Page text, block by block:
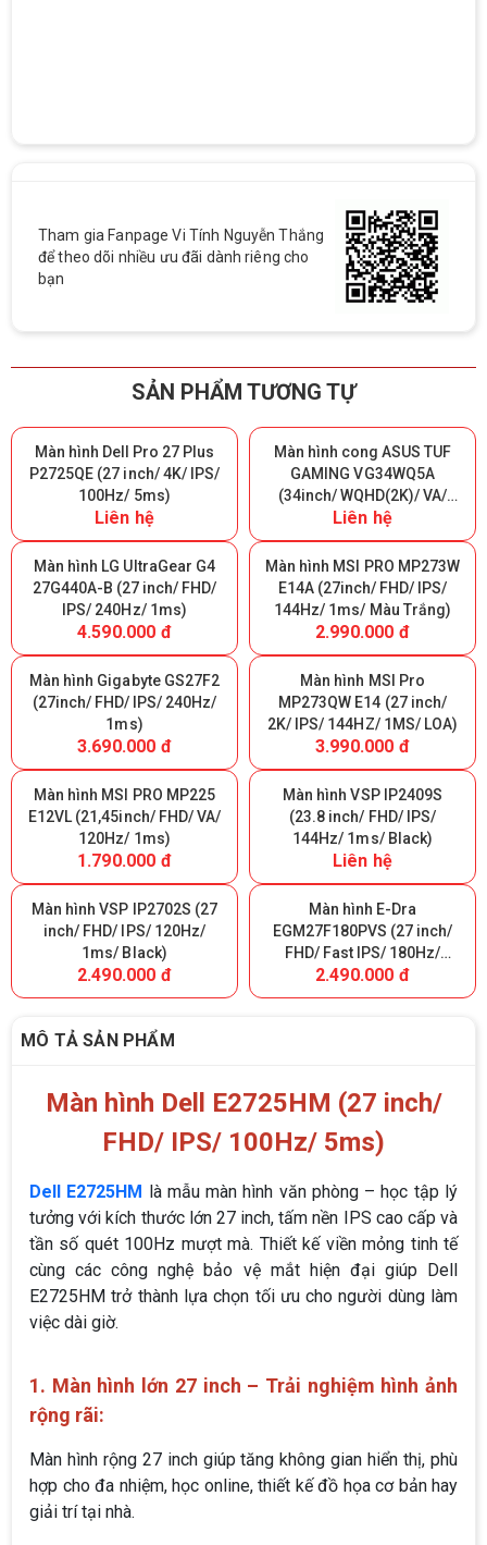
Tham gia Fanpage Vi Tính Nguyễn Thắng
để theo dõi nhiều ưu đãi dành riêng cho
bạn
SẢN PHẨM TƯƠNG TỰ
Màn hình Dell Pro 27 Plus
P2725QE (27 inch/ 4K/ IPS/
100Hz/ 5ms)
Liên hệ
Màn hình cong ASUS TUF
GAMING VG34WQ5A
(34inch/ WQHD(2K)/ VA/
200Hz/ 0.5ms/ 1500R)
Liên hệ
Màn hình LG UltraGear G4
27G440A-B (27 inch/ FHD/
IPS/ 240Hz/ 1ms)
4.590.000 đ
Màn hình MSI PRO MP273W
E14A (27inch/ FHD/ IPS/
144Hz/ 1ms/ Màu Trắng)
2.990.000 đ
Màn hình Gigabyte GS27F2
(27inch/ FHD/ IPS/ 240Hz/
1ms)
3.690.000 đ
Màn hình MSI Pro
MP273QW E14 (27 inch/
2K/ IPS/ 144HZ/ 1MS/ LOA)
3.990.000 đ
Màn hình MSI PRO MP225
E12VL (21,45inch/ FHD/ VA/
120Hz/ 1ms)
1.790.000 đ
Màn hình VSP IP2409S
(23.8 inch/ FHD/ IPS/
144Hz/ 1ms/ Black)
Liên hệ
Màn hình VSP IP2702S (27
inch/ FHD/ IPS/ 120Hz/
1ms/ Black)
2.490.000 đ
Màn hình E-Dra
EGM27F180PVS (27 inch/
FHD/ Fast IPS/ 180Hz/
0.5ms)
2.490.000 đ
MÔ TẢ SẢN PHẨM
Màn hình Dell E2725HM (27 inch/
FHD/ IPS/ 100Hz/ 5ms)
Dell E2725HM
là mẫu màn hình văn phòng – học tập lý
tưởng với kích thước lớn 27 inch, tấm nền IPS cao cấp và
tần số quét 100Hz mượt mà. Thiết kế viền mỏng tinh tế
cùng các công nghệ bảo vệ mắt hiện đại giúp Dell
E2725HM trở thành lựa chọn tối ưu cho người dùng làm
việc dài giờ.
1. Màn hình lớn 27 inch – Trải nghiệm hình ảnh
rộng rãi:
Màn hình rộng 27 inch giúp tăng không gian hiển thị, phù
hợp cho đa nhiệm, học online, thiết kế đồ họa cơ bản hay
giải trí tại nhà.